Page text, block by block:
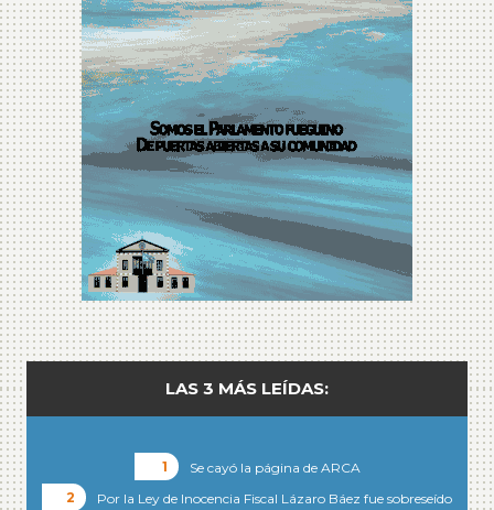
LAS 3 MÁS LEÍDAS:
Se cayó la página de ARCA
Por la Ley de Inocencia Fiscal Lázaro Báez fue sobreseído